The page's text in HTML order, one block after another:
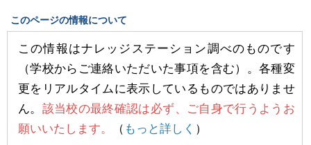
このページの情報について
この情報はナレッジステーション調べのものです
（学校からご連絡いただいた事項を含む）。各種変
更をリアルタイムに表示しているものではありませ
ん。 該当校の最終確認は必ず、ご自身で行うようお
願いいたします。
（ もっと詳しく ）